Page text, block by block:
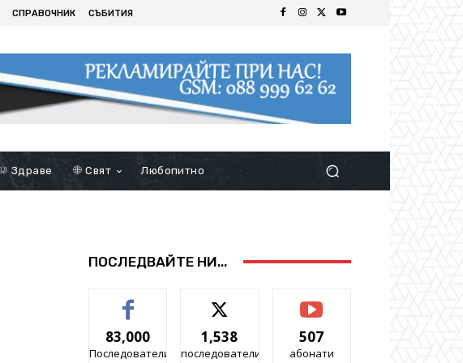
СПРАВОЧНИК СЪБИТИЯ
Здраве Свят Любопитно
ПОСЛЕДВАЙТЕ НИ...
83,000
Последователи
1,538
последователи
507
абонати